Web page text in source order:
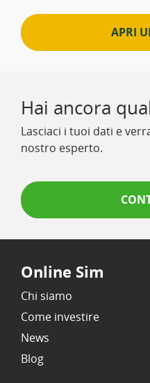
APRI
Hai ancora
Lasciaci i tuoi dati e
nostro esperto.
Online Sim
Chi siamo
Come investire
News
Blog